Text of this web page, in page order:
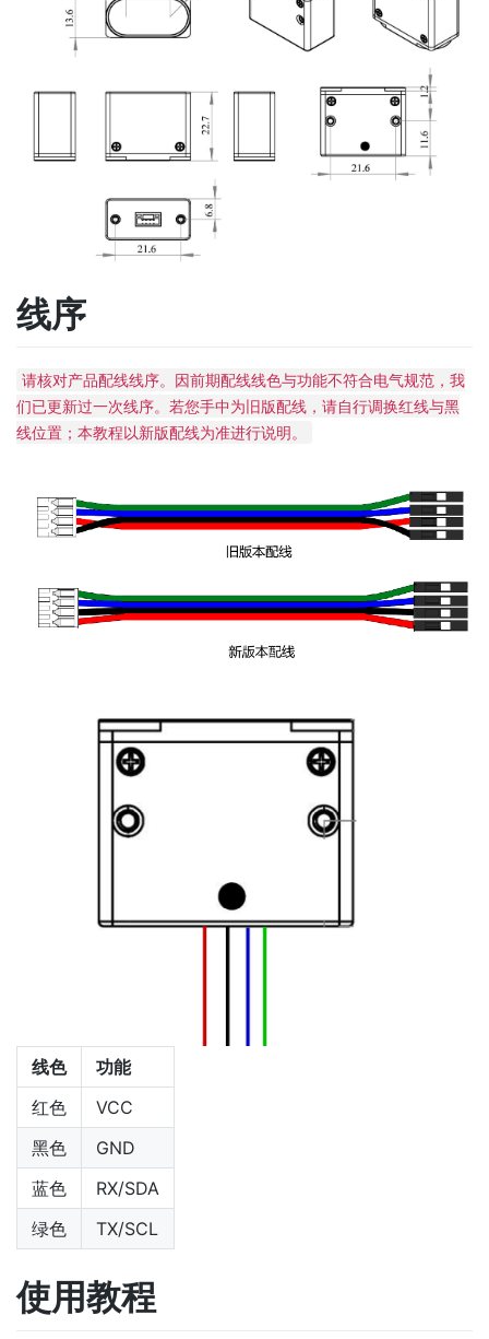
线序
请核对产品配线线序。因前期配线线色与功能不符合电气规范，我
们已更新过一次线序。若您手中为旧版配线，请自行调换红线与黑
线位置；本教程以新版配线为准进行说明。
线色
功能
红色
VCC
黑色
GND
蓝色
RX/SDA
绿色
TX/SCL
使用教程